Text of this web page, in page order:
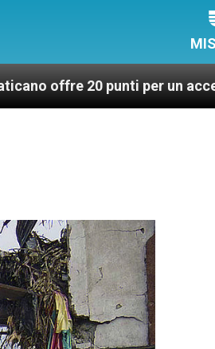
per un accesso giusto ed